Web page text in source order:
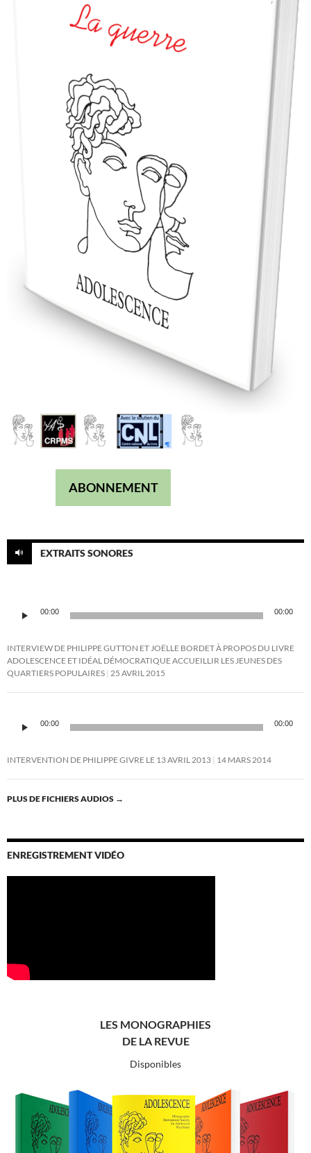
ABONNEMENT
EXTRAITS SONORES
audio
00:00 00:00
INTERVIEW DE PHILIPPE GUTTON ET JOËLLE BORDET À PROPOS DU LIVRE
ADOLESCENCE ET IDÉAL DÉMOCRATIQUE ACCUEILLIR LES JEUNES DES
QUARTIERS POPULAIRES 25 AVRIL 2015
audio
00:00 00:00
INTERVENTION DE PHILIPPE GIVRE LE 13 AVRIL 2013 14 MARS 2014
PLUS DE FICHIERS AUDIOS →
ENREGISTREMENT VIDÉO
LES MONOGRAPHIES
DE LA REVUE
Disponibles